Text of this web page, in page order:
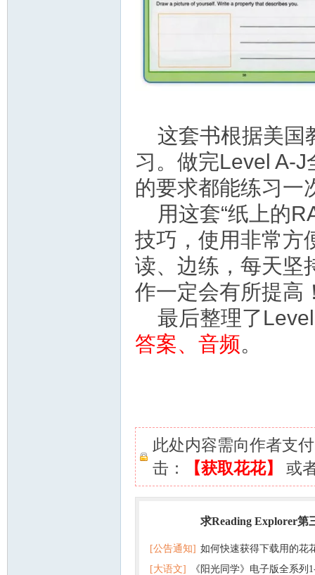
这套书根据美国
习。做完Level A-
的要求都能练习一
用这套“纸上的
技巧，使用非常方
读、边练，每天坚
作一定会有所提高
最后整理了
答案、音频。
此处内容需向作者支
击：
【获取花花】 或
求Reading Explorer第
[公告通知] 如何快速获得下载用的花
[大语文]
《阳光同学》电子版全系列